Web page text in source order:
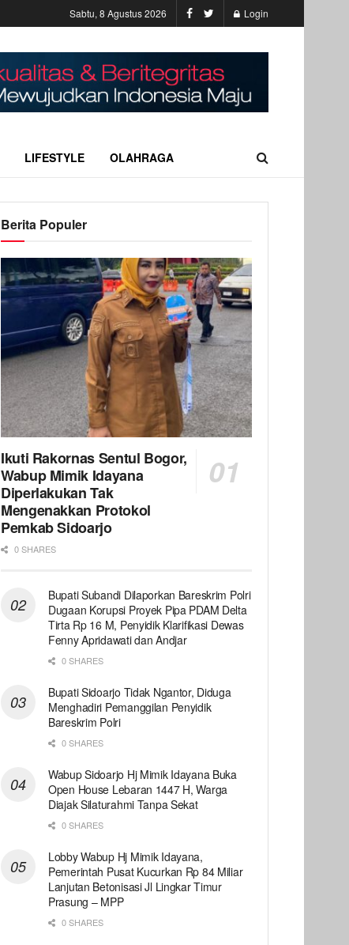
Sabtu, 8 Agustus 2026 Login
LIFESTYLE OLAHRAGA
Berita Populer
Ikuti Rakornas Sentul Bogor,
Wabup Mimik Idayana
Diperlakukan Tak
Mengenakkan Protokol
Pemkab Sidoarjo
0 SHARES
Bupati Subandi Dilaporkan Bareskrim Polri
Dugaan Korupsi Proyek Pipa PDAM Delta
Tirta Rp 16 M, Penyidik Klarifikasi Dewas
Fenny Apridawati dan Andjar
0 SHARES
Bupati Sidoarjo Tidak Ngantor, Diduga
Menghadiri Pemanggilan Penyidik
Bareskrim Polri
0 SHARES
Wabup Sidoarjo Hj Mimik Idayana Buka
Open House Lebaran 1447 H, Warga
Diajak Silaturahmi Tanpa Sekat
0 SHARES
Lobby Wabup Hj Mimik Idayana,
Pemerintah Pusat Kucurkan Rp 84 Miliar
Lanjutan Betonisasi Jl Lingkar Timur
Prasung – MPP
0 SHARES